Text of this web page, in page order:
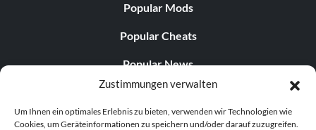
Zustimmungen verwalten
Um Ihnen ein optimales Erlebnis zu bieten, verwenden wir Technologien wie
Cookies, um Geräteinformationen zu speichern und/oder darauf zuzugreifen.
Popular Mods
Popular Cheats
Popular News
Popular Editorials
Popular Free Games